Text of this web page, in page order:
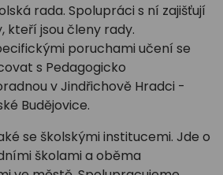
rada. Spolupráci s ní zajišťují
kteří jsou členy rady.
poruchami učení se
s Pedagogicko
v Jindřichově Hradci -
Budějovice.
se školskými institucemi. Jde o
školami a oběma